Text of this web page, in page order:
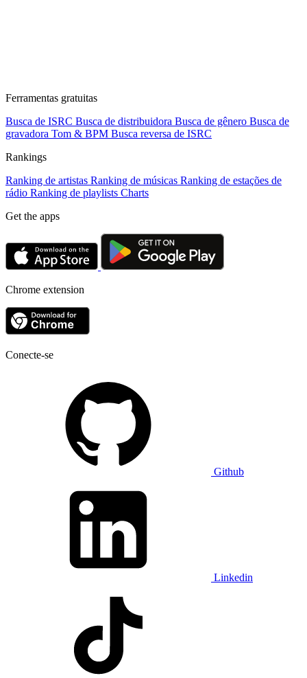
Ferramentas gratuitas
Busca de ISRC Busca de distribuidora Busca de gênero Busca de
gravadora Tom & BPM Busca reversa de ISRC
Rankings
Ranking de artistas Ranking de músicas Ranking de estações de
rádio Ranking de playlists Charts
Get the apps
Chrome extension
Conecte-se
Github
Linkedin